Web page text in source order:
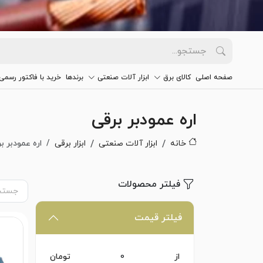
صفحه اصلی کالای برق ابزار آلات صنعتی برندها خرید با فاکتور
اره عمودبر برقی
خانه ابزار آلات صنعتی ابزار برقی اره عمودبر
فیلتر محصولات
فیلتر قیمت
از تومان